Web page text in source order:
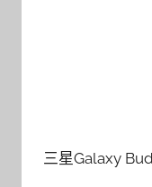
三星Galaxy